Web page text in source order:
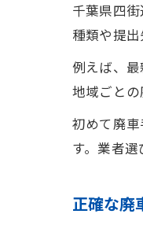
千葉県四
種類や提
例えば、
地域ごと
初めて廃
す。業者
正確な廃